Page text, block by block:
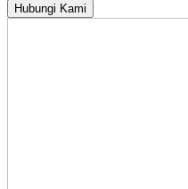
Hubungi Kami